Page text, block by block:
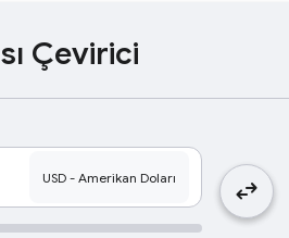
Çevirici
swap_horiz